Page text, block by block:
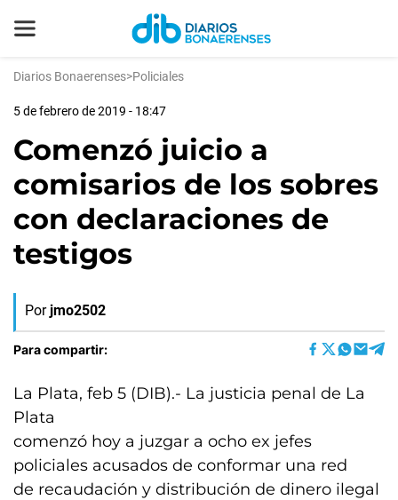
Diarios Bonaerenses>Policiales
5 de febrero de 2019 - 18:47
Comenzó juicio a
comisarios de los sobres
con declaraciones de
testigos
Por jmo2502
Para compartir:
La Plata, feb 5 (DIB).- La justicia penal de La
Plata
comenzó hoy a juzgar a ocho ex jefes
policiales acusados de conformar una red
de recaudación y distribución de dinero ilegal